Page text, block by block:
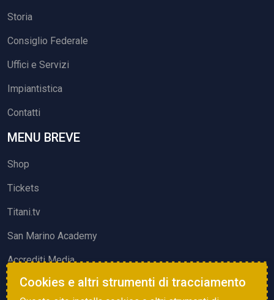
Storia
Consiglio Federale
Uffici e Servizi
Impiantistica
Contatti
MENU BREVE
Shop
Tickets
Titani.tv
San Marino Academy
Accrediti Media
ATTIVITÀ ED EVENTI
Cookies e altri strumenti di tracciamento